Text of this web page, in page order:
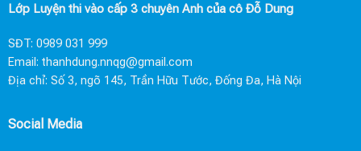
Lớp Luyện thi vào cấp 3 chuyên Anh của cô Đỗ Dung
SĐT: 0989 031 999
Email: thanhdung.nnqg@gmail.com
Địa chỉ: Số 3, ngõ 145, Trần Hữu Tước, Đống Đa, Hà Nội
Social Media